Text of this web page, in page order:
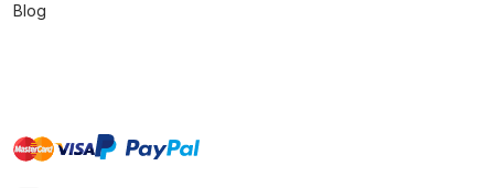
Blog
mastervisa paypal